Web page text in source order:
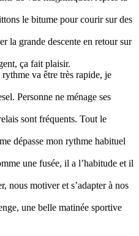
le bitume pour courir sur des
la grande descente en retour sur
ça fait plaisir.
va être très rapide, je
Personne ne ménage ses
sont fréquents. Tout le
dépasse mon rythme habituel
une fusée, il a l’habitude et il
nous motiver et s’adapter à nos
une belle matinée sportive